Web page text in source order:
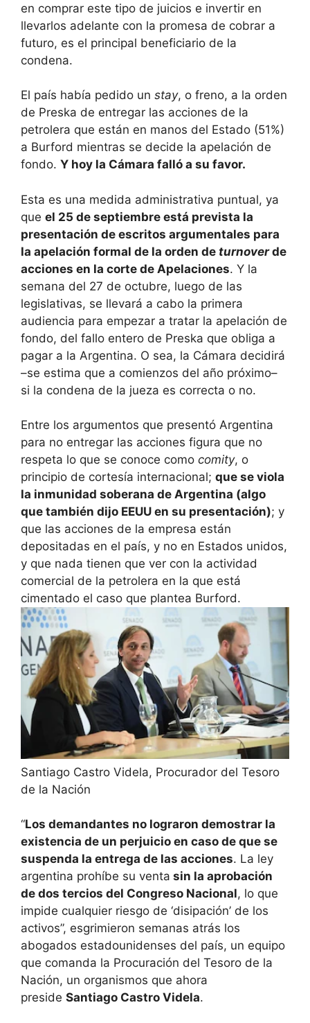
en comprar este tipo de juicios e invertir en
llevarlos adelante con la promesa de cobrar a
futuro, es el principal beneficiario de la
condena.
El país había pedido un stay, o freno, a la orden
de Preska de entregar las acciones de la
petrolera que están en manos del Estado (51%)
a Burford mientras se decide la apelación de
fondo. Y hoy la Cámara falló a su favor.
Esta es una medida administrativa puntual, ya
que el 25 de septiembre está prevista la
presentación de escritos argumentales para
la apelación formal de la orden de turnoverde
acciones en la corte de Apelaciones. Y la
semana del 27 de octubre, luego de las
legislativas, se llevará a cabo la primera
audiencia para empezar a tratar la apelación de
fondo, del fallo entero de Preska que obliga a
pagar a la Argentina. O sea, la Cámara decidirá
–se estima que a comienzos del año próximo–
si la condena de la jueza es correcta o no.
Entre los argumentos que presentó Argentina
para no entregar las acciones figura que no
respeta lo que se conoce como comity, o
principio de cortesía internacional; que se viola
la inmunidad soberana de Argentina (algo
que también dijo EEUU en su presentación); y
que las acciones de la empresa están
depositadas en el país, y no en Estados unidos,
y que nada tienen que ver con la actividad
comercial de la petrolera en la que está
cimentado el caso que plantea Burford.
Santiago Castro Videla, Procurador del Tesoro
de la Nación
“Los demandantes no lograron demostrar la
existencia de un perjuicio en caso de que se
suspenda la entrega de las acciones. La ley
argentina prohíbe su venta sin la aprobación
de dos tercios del Congreso Nacional, lo que
impide cualquier riesgo de ‘disipación’ de los
activos”, esgrimieron semanas atrás los
abogados estadounidenses del país, un equipo
que comanda la Procuración del Tesoro de la
Nación, un organismos que ahora
preside Santiago Castro Videla.